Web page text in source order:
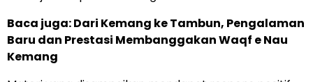
Baca juga:Dari Kemang ke Tambun, Pengalaman
Baru dan Prestasi Membanggakan Waqf e Nau
Kemang